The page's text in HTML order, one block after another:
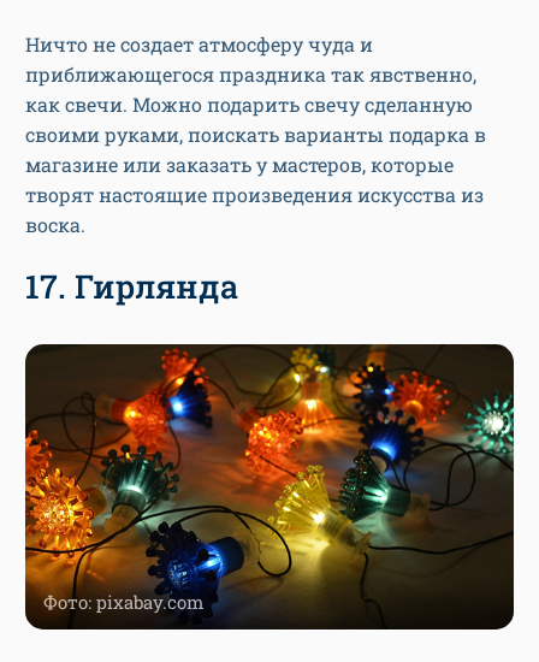
Ничто не создает атмосферу чуда и
приближающегося праздника так явственно,
как свечи. Можно подарить свечу сделанную
своими руками, поискать варианты подарка в
магазине или заказать у мастеров, которые
творят настоящие произведения искусства из
воска.
17. Гирлянда
Фото: pixabay.com